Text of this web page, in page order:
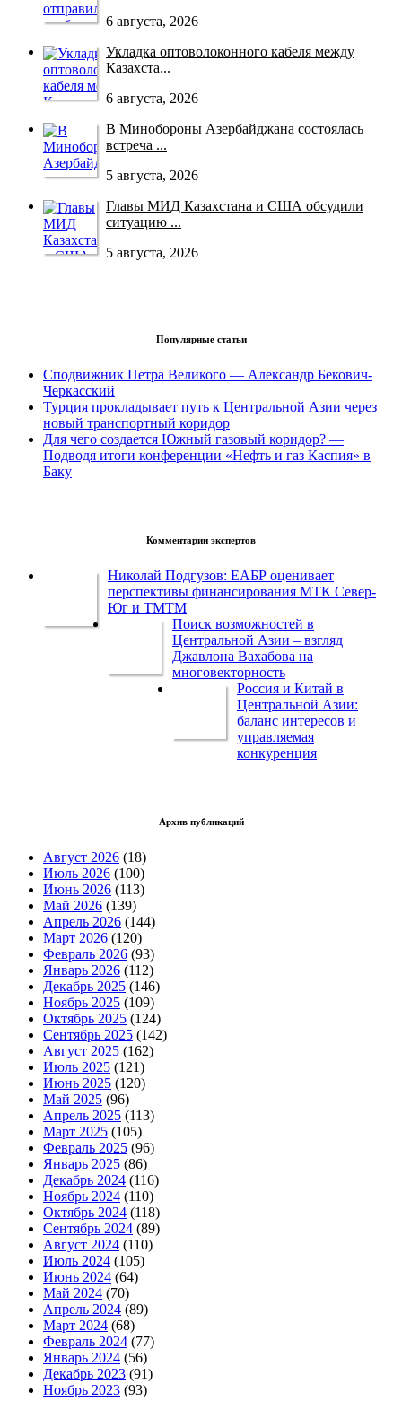
6 августа, 2026
Укладка оптоволоконного кабеля между
Казахста...
6 августа, 2026
В Минобороны Азербайджана состоялась
встреча ...
5 августа, 2026
Главы МИД Казахстана и США обсудили
ситуацию ...
5 августа, 2026
Популярные статьи
Сподвижник Петра Великого — Александр Бекович-
Черкасский
Турция прокладывает путь к Центральной Азии через
новый транспортный коридор
Для чего создается Южный газовый коридор? —
Подводя итоги конференции «Нефть и газ Каспия» в
Баку
Комментарии экспертов
Николай Подгузов: ЕАБР оценивает
перспективы финансирования МТК Север-
Юг и ТМТМ
Поиск возможностей в
Центральной Азии – взгляд
Джавлона Вахабова на
многовекторность
Россия и Китай в
Центральной Азии:
баланс интересов и
управляемая
конкуренция
Архив публикаций
Август 2026 (18)
Июль 2026 (100)
Июнь 2026 (113)
Май 2026 (139)
Апрель 2026 (144)
Март 2026 (120)
Февраль 2026 (93)
Январь 2026 (112)
Декабрь 2025 (146)
Ноябрь 2025 (109)
Октябрь 2025 (124)
Сентябрь 2025 (142)
Август 2025 (162)
Июль 2025 (121)
Июнь 2025 (120)
Май 2025 (96)
Апрель 2025 (113)
Март 2025 (105)
Февраль 2025 (96)
Январь 2025 (86)
Декабрь 2024 (116)
Ноябрь 2024 (110)
Октябрь 2024 (118)
Сентябрь 2024 (89)
Август 2024 (110)
Июль 2024 (105)
Июнь 2024 (64)
Май 2024 (70)
Апрель 2024 (89)
Март 2024 (68)
Февраль 2024 (77)
Январь 2024 (56)
Декабрь 2023 (91)
Ноябрь 2023 (93)